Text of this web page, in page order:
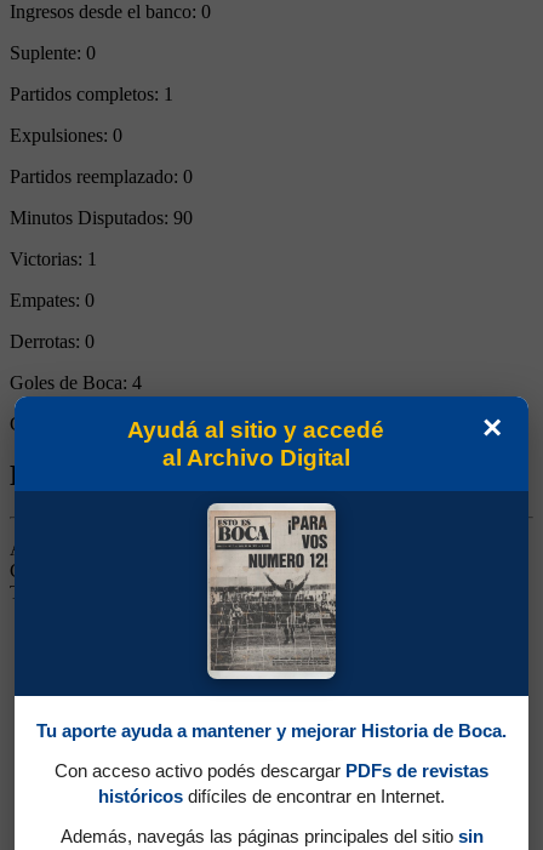
Ingresos desde el banco: 0
Suplente: 0
Partidos completos: 1
Expulsiones: 0
Partidos reemplazado: 0
Minutos Disputados: 90
Victorias: 1
Empates: 0
Derrotas: 0
Goles de Boca: 4
Goles rivales:
Biografía de Manuel Antonio Merello
Arquero. Ganó 4 títulos (Campeonatos 1926 y 1930, Copa
Competencia 1925 y Copa Estímulo 1926). Fue el reemplazante de
Tesorieri cuando éste se retiró.
×
Ayudá al sitio y accedé
al Archivo Digital
Tu aporte ayuda a mantener y mejorar Historia de Boca.
Con acceso activo podés descargar PDFs de revistas
históricos difíciles de encontrar en Internet.
Además, navegás las páginas principales del sitio sin